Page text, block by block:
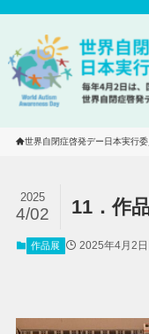
世界自閉症啓発デー日本実行
11．作
2025
4/02
作品展 2025年4月2日